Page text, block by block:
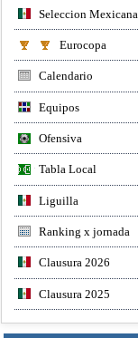
Seleccion Mexicana
Eurocopa
Calendario
Equipos
Ofensiva
Tabla Local
Liguilla
Ranking x jornada
Clausura 2026
Clausura 2025